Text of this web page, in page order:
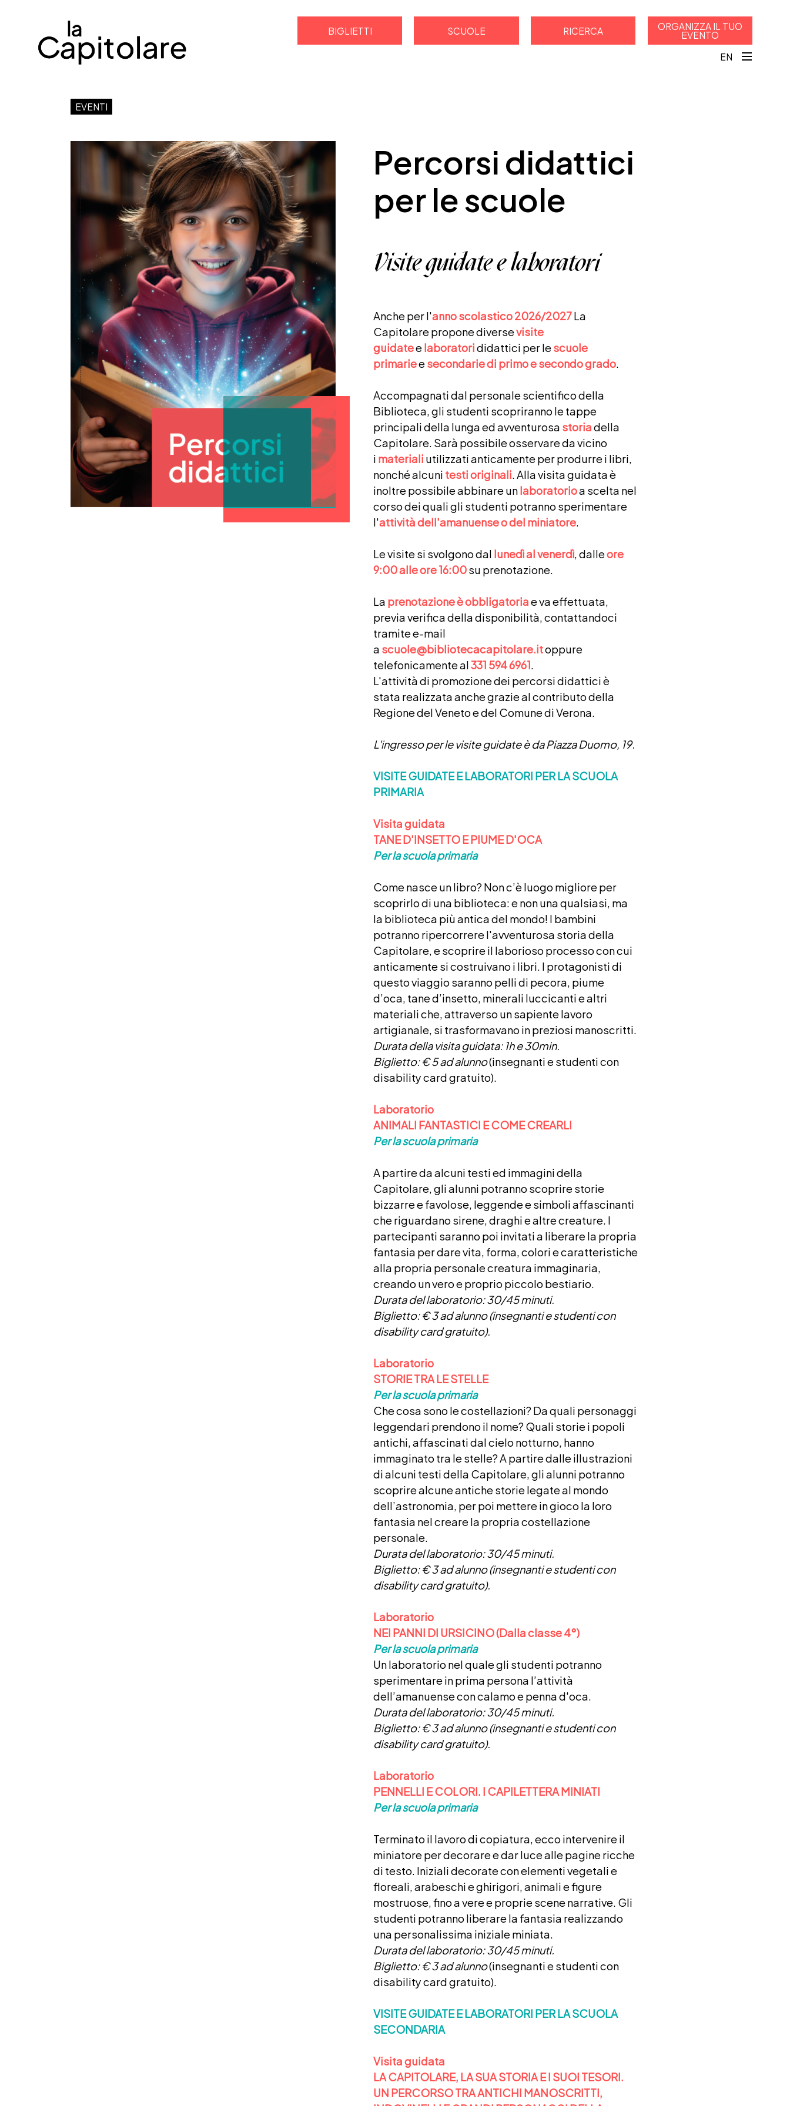
BIGLIETTI SCUOLE RICERCA ORGANIZZA IL TUO
EVENTO
EN
EVENTI
Percorsi didattici
per le scuole
Visite guidate e laboratori
Anche per l'anno scolastico 2026/2027La
Capitolare propone diversevisite
guidateelaboratorididattici per lescuole
primarieesecondarie di primo e secondo grado.
Accompagnati dal personale scientifico della
Biblioteca, gli studenti scopriranno le tappe
principali della lunga ed avventurosastoriadella
Capitolare. Sarà possibile osservare da vicino
imaterialiutilizzati anticamente per produrre i libri,
nonché alcunitesti originali. Alla visita guidata è
inoltre possibile abbinare unlaboratorioa scelta nel
corso dei quali gli studenti potranno sperimentare
l'attività dell'amanuense o del miniatore.
Le visite si svolgono dallunedì al venerdì, dalleore
9:00 alle ore 16:00su prenotazione.
Laprenotazione è obbligatoriae va effettuata,
previa verifica della disponibilità, contattandoci
tramite e-mail
ascuole@bibliotecacapitolare.itoppure
telefonicamente al331 594 6961.
L'attività di promozione dei percorsi didattici è
stata realizzata anche grazie al contributo della
Regione del Veneto e del Comune di Verona.
L'ingresso per le visite guidate è da Piazza Duomo, 19.
VISITE GUIDATE E LABORATORI PER LA SCUOLA
PRIMARIA
Visita guidata
TANE D'INSETTO E PIUME D'OCA
Per la scuola primaria
Come nasce un libro? Non c’è luogo migliore per
scoprirlo di una biblioteca: e non una qualsiasi, ma
la biblioteca più antica del mondo! I bambini
potranno ripercorrere l'avventurosa storia della
Capitolare, e scoprire il laborioso processo con cui
anticamente si costruivano i libri. I protagonisti di
questo viaggio saranno pelli di pecora, piume
d’oca, tane d’insetto, minerali luccicanti e altri
materiali che, attraverso un sapiente lavoro
artigianale, si trasformavano in preziosi manoscritti.
Durata della visita guidata: 1h e 30min.
Biglietto: € 5 ad alunno(insegnanti e studenti con
disability card gratuito).
Laboratorio
ANIMALI FANTASTICI E COME CREARLI
Per la scuola primaria
A partire da alcuni testi ed immagini della
Capitolare, gli alunni potranno scoprire storie
bizzarre e favolose, leggende e simboli affascinanti
che riguardano sirene, draghi e altre creature. I
partecipanti saranno poi invitati a liberare la propria
fantasia per dare vita, forma, colori e caratteristiche
alla propria personale creatura immaginaria,
creando un vero e proprio piccolo bestiario.
Durata del laboratorio: 30/45 minuti.
Biglietto: € 3 ad alunno (insegnanti e studenti con
disability card gratuito).
Laboratorio
STORIE TRA LE STELLE
Per la scuola primaria
Che cosa sono le costellazioni? Da quali personaggi
leggendari prendono il nome? Quali storie i popoli
antichi, affascinati dal cielo notturno, hanno
immaginato tra le stelle? A partire dalle illustrazioni
di alcuni testi della Capitolare, gli alunni potranno
scoprire alcune antiche storie legate al mondo
dell’astronomia, per poi mettere in gioco la loro
fantasia nel creare la propria costellazione
personale.
Durata del laboratorio: 30/45 minuti.
Biglietto: € 3 ad alunno (insegnanti e studenti con
disability card gratuito).
Laboratorio
NEI PANNI DI URSICINO (Dalla classe 4°)
Per la scuola primaria
Un laboratorio nel quale gli studenti potranno
sperimentare in prima persona l’attività
dell’amanuense con calamo e penna d'oca.
Durata del laboratorio: 30/45 minuti.
Biglietto: € 3 ad alunno (insegnanti e studenti con
disability card gratuito).
Laboratorio
PENNELLI E COLORI. I CAPILETTERA MINIATI
Per la scuola primaria
Terminato il lavoro di copiatura, ecco intervenire il
miniatore per decorare e dar luce alle pagine ricche
di testo. Iniziali decorate con elementi vegetali e
floreali, arabeschi e ghirigori, animali e figure
mostruose, fino a vere e proprie scene narrative. Gli
studenti potranno liberare la fantasia realizzando
una personalissima iniziale miniata.
Durata del laboratorio: 30/45 minuti.
Biglietto: € 3 ad alunno(insegnanti e studenti con
disability card gratuito).
VISITE GUIDATE E LABORATORI PER LA SCUOLA
SECONDARIA
Visita guidata
LA CAPITOLARE, LA SUA STORIA E I SUOI TESORI.
UN PERCORSO TRA ANTICHI MANOSCRITTI,